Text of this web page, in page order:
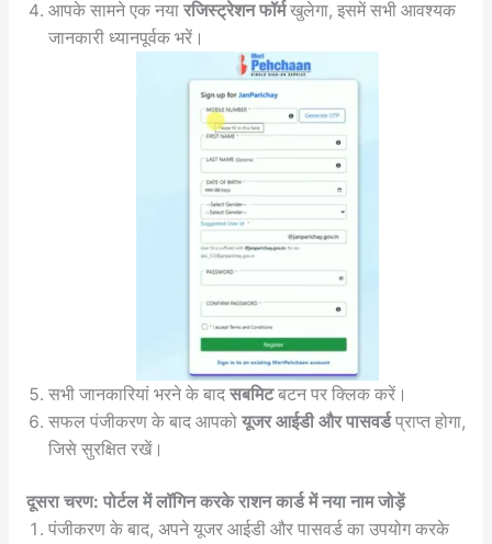
आपके सामने एक नया रजिस्ट्रेशन फॉर्मखुलेगा, इसमें सभी आवश्यक
जानकारी ध्यानपूर्वक भरें।
सभी जानकारियां भरने के बाद सबमिटबटन पर क्लिक करें।
सफल पंजीकरण के बाद आपको यूजर आईडी और पासवर्डप्राप्त होगा,
जिसे सुरक्षित रखें।
दूसरा चरण: पोर्टल में लॉगिन करके राशन कार्ड में नया नाम जोड़ें
पंजीकरण के बाद, अपने यूजर आईडी और पासवर्ड का उपयोग करके